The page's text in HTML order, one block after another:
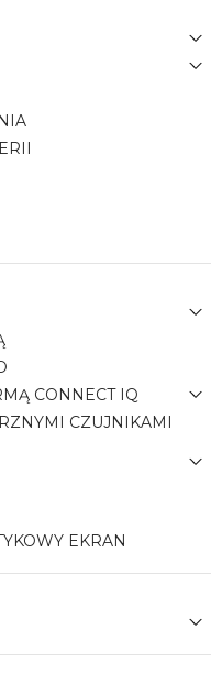
CONNECT IQ
CZUJNIKAMI
EKRAN